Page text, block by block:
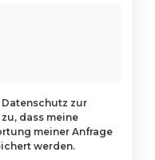
zur
dass meine
meiner Anfrage
werden.